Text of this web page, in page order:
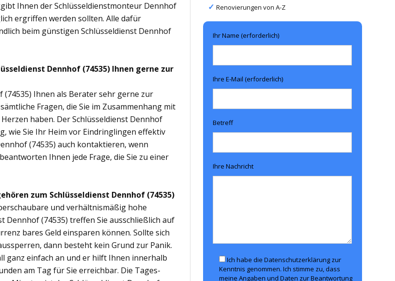
Renovierungen von A-Z
Ihr Name (erforderlich)
Ihre E-Mail (erforderlich)
Betreff
Ihre Nachricht
Ich habe die Datenschutzerklärung zur
Kenntnis genommen. Ich stimme zu, dass
meine Angaben und Daten zur Beantwortung
Ihnen der Schlüsseldienstmonteur Dennhof
ergriffen werden sollten. Alle dafür
beim günstigen Schlüsseldienst Dennhof
Dennhof (74535) Ihnen gerne zur
Ihnen als Berater sehr gerne zur
Fragen, die Sie im Zusammenhang mit
haben. Der Schlüsseldienst Dennhof
wie Sie Ihr Heim vor Eindringlingen effektiv
(74535) auch kontaktieren, wenn
Ihnen jede Frage, die Sie zu einer
zum Schlüsseldienst Dennhof (74535)
und verhältnismäßig hohe
Dennhof (74535) treffen Sie ausschließlich auf
bares Geld einsparen können. Sollte sich
dann besteht kein Grund zur Panik.
ganz einfach an und er hilft Ihnen innerhalb
am Tag für Sie erreichbar. Die Tages-